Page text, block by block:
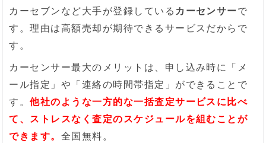
カーセブンなど大手が登録している カーセンサーで
す。理由は高額売却が期待できるサービスだからで
す。
カーセンサー最大のメリットは、申し込み時に「メ
ール指定」や「連絡の時間帯指定」ができることで
す。他社のような一方的な一括査定サービスに比べ
て、ストレスなく査定のスケジュールを組むことが
できます。 全国無料。